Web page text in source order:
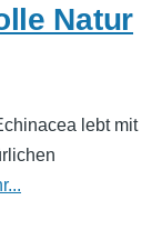
Natur
lebt mit